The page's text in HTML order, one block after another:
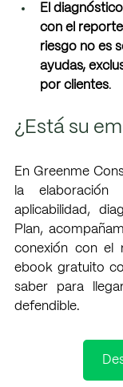
El
con el reporte
riesgo no es
ayudas,
por clientes.
¿Está su
En Greenme
la elaboración
aplicabilidad,
Plan,
conexión con el
ebook gratuito
saber para
defendible.